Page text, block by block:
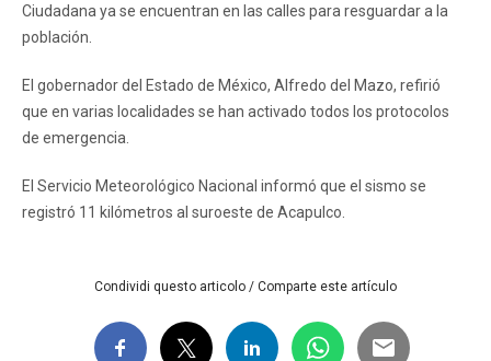
Ciudadana ya se encuentran en las calles para resguardar a la
población.
El gobernador del Estado de México, Alfredo del Mazo, refirió
que en varias localidades se han activado todos los protocolos
de emergencia.
El Servicio Meteorológico Nacional informó que el sismo se
registró 11 kilómetros al suroeste de Acapulco.
Condividi questo articolo / Comparte este artículo